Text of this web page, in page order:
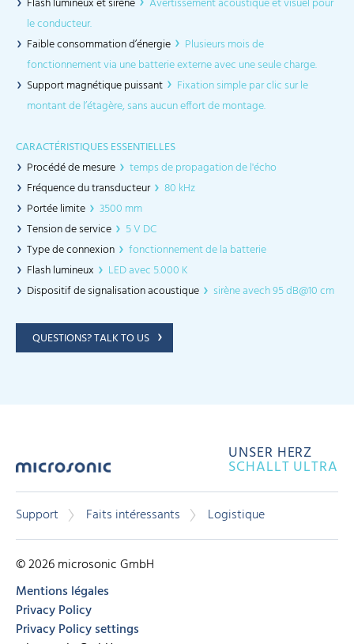
le conducteur.
Faible consommation d’énergie
Plusieurs mois de
fonctionnement via une batterie externe avec une seule charge.
Support magnétique puissant
Fixation simple par clic sur le
montant de l’étagère, sans aucun effort de montage.
CARACTÉRISTIQUES ESSENTIELLES
Procédé de mesure
temps de propagation de l'écho
Fréquence du transducteur
80 kHz
Portée limite
3500 mm
Tension de service
5 V DC
Type de connexion
fonctionnement de la batterie
Flash lumineux
LED avec 5.000 K
Dispositif de signalisation acoustique
sirène avech 95 dB@10 cm
QUESTIONS? TALK TO US
UNSER HERZ
SCHALLT ULTRA
Support Faits intéressants Logistique
© 2026 microsonic GmbH
Mentions légales
Privacy Policy
Privacy Policy settings